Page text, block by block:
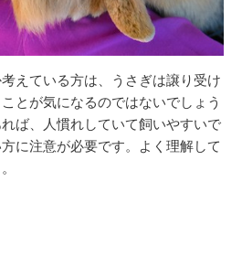
えている方は、うさぎは譲り受け
とが気になるのではないでしょう
ば、人慣れしていて飼いやすいで
に注意が必要です。よく理解して